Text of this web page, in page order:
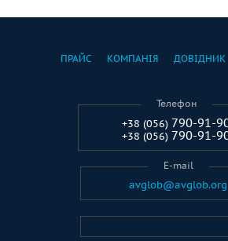
ПРАЙС КОМПАНІЯ ДОВІДНИК
Телефон
+38 (056) 790-91-
+38 (056) 790-91-
E-mail
avglob@avglob.org